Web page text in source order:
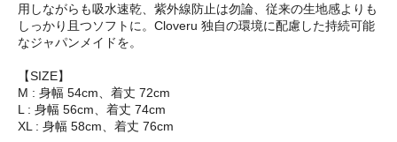
用しながらも吸水速乾、紫外線防止は勿論、従来の生地感よりも
しっかり且つソフトに。Cloveru 独自の環境に配慮した持続可能
なジャパンメイドを。
【SIZE】
M : 身幅 54cm、着丈 72cm
L : 身幅 56cm、着丈 74cm
XL : 身幅 58cm、着丈 76cm